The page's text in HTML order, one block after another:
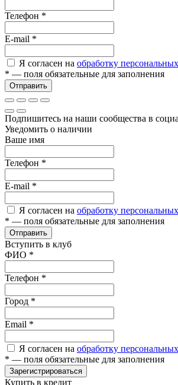
Телефон *
E-mail *
Я согласен на обработку
* — поля обязательные для заполнения
Отправить
Подпишитесь на наши сообщества в
Уведомить о наличии
Ваше имя
Телефон *
E-mail *
Я согласен на обработку
* — поля обязательные для заполнения
Отправить
Вступить в клуб
ФИО *
Телефон *
Город *
Email *
Я согласен на обработку
* — поля обязательные для заполнения
Зарегистрироваться
Купить в кредит